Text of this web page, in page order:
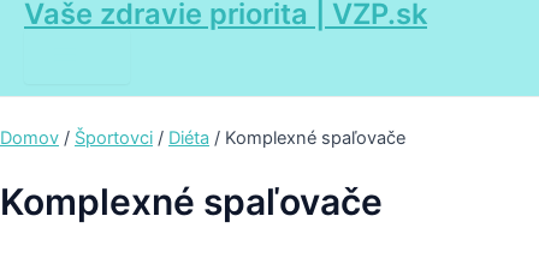
Preskočiť
Vaše zdravie priorita | VZP.sk
Main
Menu
Domov / Športovci / Diéta / Komplexné spaľovače
Komplexné spaľovače